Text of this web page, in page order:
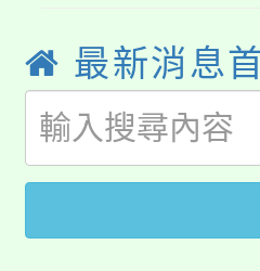
局官網。
8月14至
開!
115年桃
田徑場及
桃園市低
視費優惠
大園自造
最新消息